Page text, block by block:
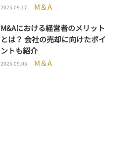
2025.09.17 M＆A
M&Aにおける経営者のメリット
とは？ 会社の売却に向けたポイ
ントも紹介
2025.09.05 M＆A